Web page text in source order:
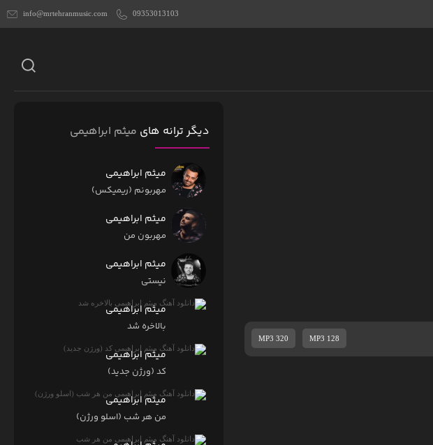
info@mrtehranmusic.com 09353013103
MP3 320 MP3 128
دیگر ترانه های میثم ابراهیمی
میثم ابراهیمی
مهربونم (ریمیکس)
میثم ابراهیمی
مهربون من
میثم ابراهیمی
نیستی
میثم ابراهیمی
بالاخره شد
میثم ابراهیمی
کد (ورژن جدید)
میثم ابراهیمی
من هر شب (اسلو ورژن)